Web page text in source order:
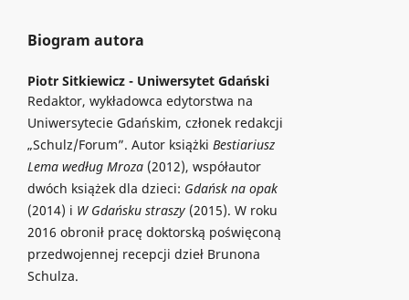
Biogram autora
Piotr Sitkiewicz - Uniwersytet Gdański
Redaktor, wykładowca edytorstwa na
Uniwersytecie Gdańskim, członek redakcji
„Schulz/Forum”. Autor książki Bestiariusz
Lema według Mroza(2012), współautor
dwóch książek dla dzieci: Gdańsk na opak
(2014) i W Gdańsku straszy(2015). W roku
2016 obronił pracę doktorską poświęconą
przedwojennej recepcji dzieł Brunona
Schulza.